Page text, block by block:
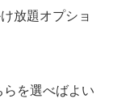
け放題オプショ
らを選べばよい